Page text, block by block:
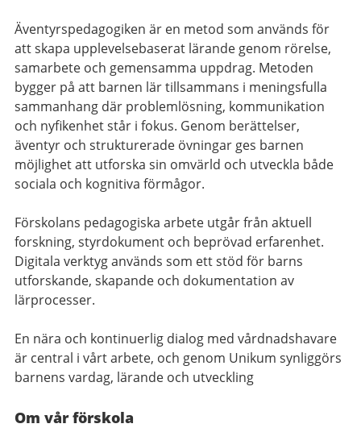
Äventyrspedagogiken är en metod som används för
att skapa upplevelsebaserat lärande genom rörelse,
samarbete och gemensamma uppdrag. Metoden
bygger på att barnen lär tillsammans i meningsfulla
sammanhang där problemlösning, kommunikation
och nyfikenhet står i fokus. Genom berättelser,
äventyr och strukturerade övningar ges barnen
möjlighet att utforska sin omvärld och utveckla både
sociala och kognitiva förmågor.
Förskolans pedagogiska arbete utgår från aktuell
forskning, styrdokument och beprövad erfarenhet.
Digitala verktyg används som ett stöd för barns
utforskande, skapande och dokumentation av
lärprocesser.
En nära och kontinuerlig dialog med vårdnadshavare
är central i vårt arbete, och genom Unikum synliggörs
barnens vardag, lärande och utveckling
Om vår förskola